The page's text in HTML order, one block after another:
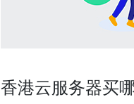
香港云服务器买